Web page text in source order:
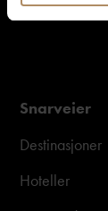
Snarveier
Destinasjoner
Hoteller